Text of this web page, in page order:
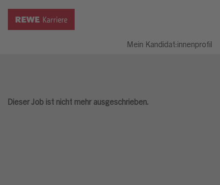
Mein Kandidat:innenprofil
Dieser Job ist nicht mehr ausgeschrieben.